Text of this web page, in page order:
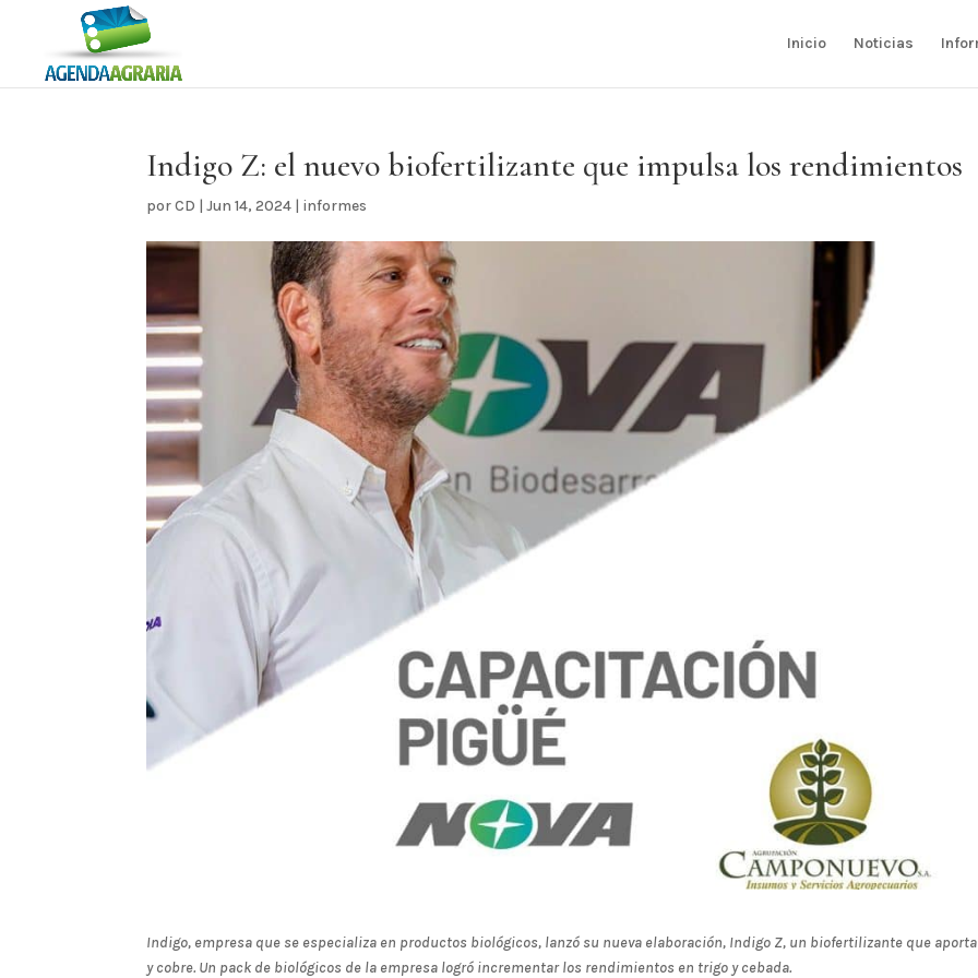
Inicio Noticias
Indigo Z: el nuevo biofertilizante que impulsa los rendimientos
porCD |Jun 14, 2024 | informes
Indigo, empresa que se especializa en productos biológicos, lanzó su nueva elaboración, Indigo Z, un biofertilizante que
y cobre. Un pack de biológicos de la empresa logró incrementar los rendimientos en trigo y cebada.